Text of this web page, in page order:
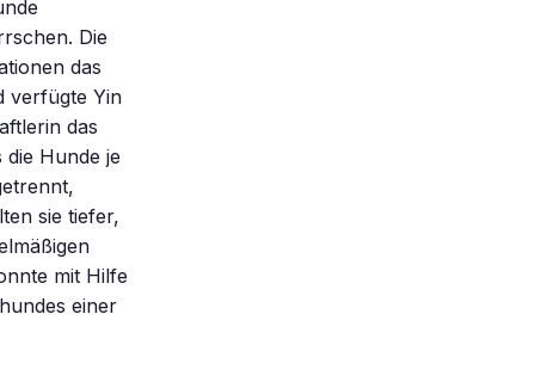
Die
das
verfügte Yin
das
Hunde je
sie tiefer,
mit Hilfe
einer